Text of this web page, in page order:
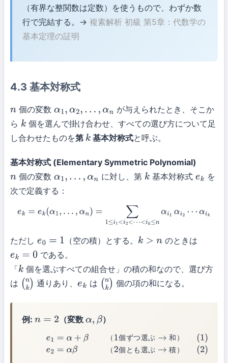
（有界な整関数は定数）を使うもので、わずか数
行で完結する。→ 複素解析 初級 第5章：代数学の
基本定理の証明
4.3 基本対称式
n個の変数 α1,α 2,… αn
が与えられたとき、そこか
ら k 個を選んで掛け合わせ、すべての選び方について足
し合わせたものを第 k 基本対称式と呼ぶ。
基本対称式 (Elementary Symmetric Polynomial)
n個の変数 α1,…, α n に対し、第 k 基本対称式 ek を
次で定義する：
ek=ek (α 1, …, αn) = ∑1 ⋯ 1αi2 ⋯α k
ただし e0 =1 （空の積）とする。 k>n
のときは
ek =0
である。
「k 個を選ぶすべての組合せ」の積の和なので、選び方
は (nk 通りあり、ek は (nk 個の項の和になる。
例:n=2 （変数α,β ）
（ 個ずつ選ぶ 和 ）
（ 個 と も選ぶ 積）
α+β （1個ずつ選ぶ → 和）(2)e2=α β（2個とも選ぶ
→ 積）